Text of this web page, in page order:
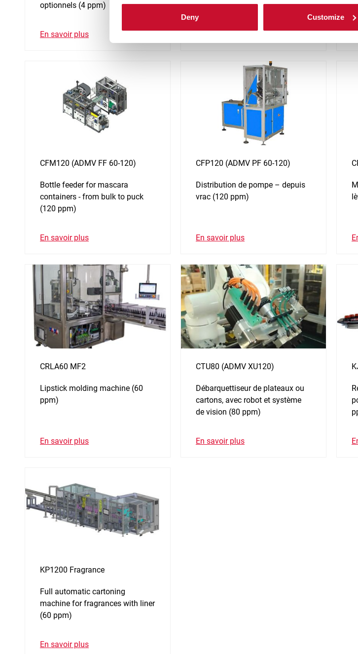
Deny Customize
optionnels (4 ppm)
En savoir plus
(120 ppm)
CFM120 (ADMV FF 60-120)
Bottle feeder for mascara
containers - from bulk to puck
(120 ppm)
En savoir plus
CFP120 (ADMV PF 60-120)
Distribution de pompe – depuis
vrac (120 ppm)
En savoir plus
CRLA60 MF2
Lipstick molding machine (60
ppm)
En savoir plus
CTU80 (ADMV XU120)
Débarquettiseur de plateaux ou
cartons, avec robot et système
de vision (80 ppm)
En savoir plus
KP1200 Fragrance
Full automatic cartoning
machine for fragrances with liner
(60 ppm)
En savoir plus